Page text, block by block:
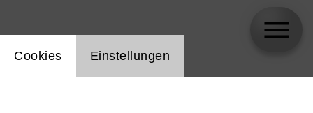
Einstellung Website Cookie
Cookies Einstellungen